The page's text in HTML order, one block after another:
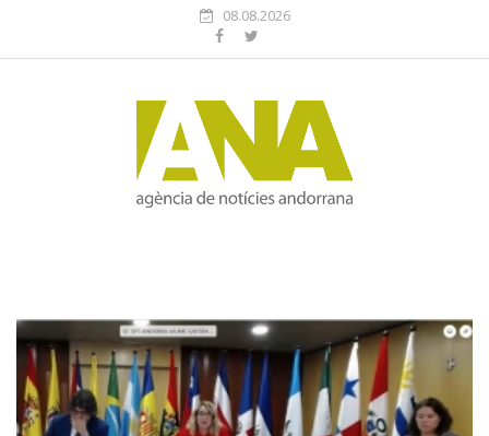
08.08.2026